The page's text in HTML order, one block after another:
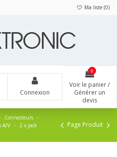
Ma liste (0)
Connexion
0
Voir le panier /
Générer un
devis
Connecteurs
A/V
2 x jack
Page Produit